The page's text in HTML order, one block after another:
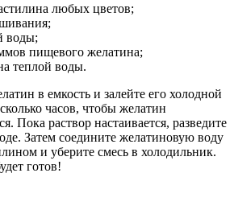
любых цветов;
воды;
пищевого желатина;
теплой воды.
в емкость и залейте его холодной
часов, чтобы желатин
Пока раствор настаивается, разведите
Затем соедините желатиновую воду
и уберите смесь в холодильник.
готов!